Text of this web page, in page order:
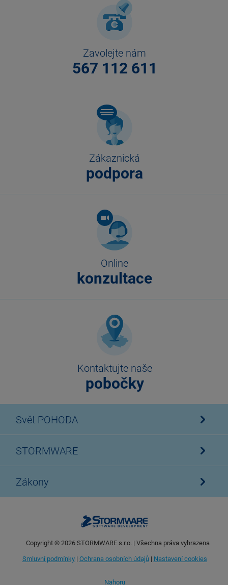
Zavolejte nám
567 112 611
Zákaznická
podpora
Online
konzultace
Kontaktujte naše
pobočky
Svět POHODA
STORMWARE
Zákony
Copyright © 2026STORMWARE s.r.o. | Všechna práva vyhrazena
Smluvní podmínky| Ochrana osobních údajů| Nastavení cookies
Nahoru